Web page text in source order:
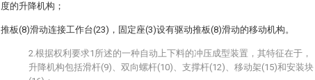
度的升降机构；
推板(8)滑动连接工作台(23)，固定座(3)设有驱动推板(8)滑动的移动机构。
2.根据权利要求1所述的一种自动上下料的冲压成型装置，其特征在于，
升降机构包括滑杆(9)、双向螺杆(10)、支撑杆(12)、移动架(15)和安装块